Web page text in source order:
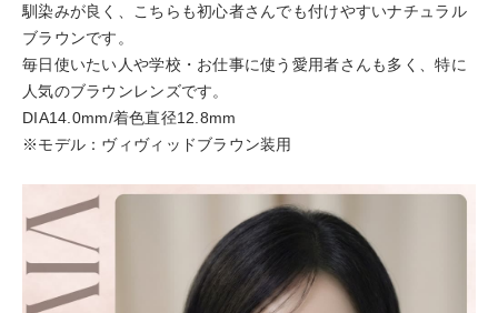
馴染みが良く、こちらも初心者さんでも付けやすいナチュラル
ブラウンです。
毎日使いたい人や学校・お仕事に使う愛用者さんも多く、特に
人気のブラウンレンズです。
DIA14.0mm/着色直径12.8mm
※モデル：ヴィヴィッドブラウン装用